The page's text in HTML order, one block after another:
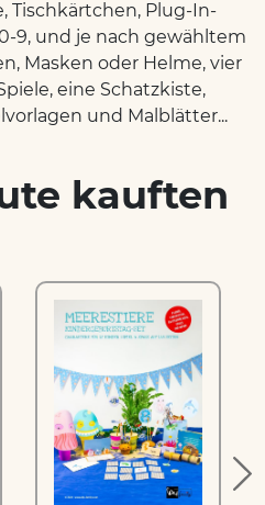
Tischkärtchen, Plug-In-
9, und je nach gewähltem
Masken oder Helme, vier
eine Schatzkiste,
und Malblätter...
kauften